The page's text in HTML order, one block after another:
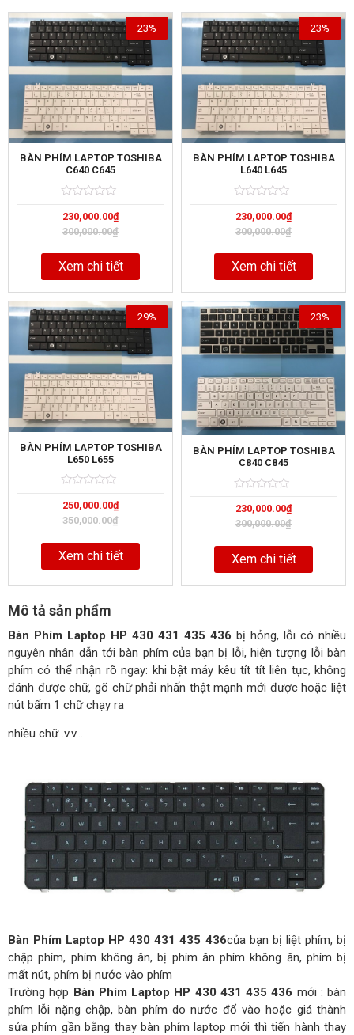
BÀN PHÍM LAPTOP TOSHIBA
C640 C645
0
out
of
300,000.00₫
230,000.00₫
23%
Xem chi tiết
BÀN PHÍM LAPTOP TOSHIBA
L640 L645
0
out
of
300,000.00₫
230,000.00₫
23%
Xem chi tiết
BÀN PHÍM LAPTOP TOSHIBA
L650 L655
0
out
of
350,000.00₫
250,000.00₫
29%
Xem chi tiết
BÀN PHÍM LAPTOP TOSHIBA
C840 C845
0
out
of
300,000.00₫
230,000.00₫
23%
Xem chi tiết
Mô tả sản phẩm
Bàn Phím Laptop HP 430 431 435 436 bị hỏng, lỗi có nhiều
nguyên nhân dẫn tới bàn phím của bạn bị lỗi, hiện tượng lỗi bàn
phím có thể nhận rõ ngay: khi bật máy kêu tít tít liên tục, không
đánh được chữ, gõ chữ phải nhấn thật mạnh mới được hoặc liệt
nút bấm 1 chữ chạy ra
nhiều chữ .v.v…
Bàn Phím Laptop HP 430 431 435 436của bạn bị liệt phím, bị
chập phím, phím không ăn, bị phím ăn phím không ăn, phím bị
mất nút, phím bị nước vào phím
Trường hợp Bàn Phím Laptop HP 430 431 435 436 mới : bàn
phím lỗi nặng chập, bàn phím do nước đổ vào hoặc giá thành
sửa phím gần bằng thay bàn phím laptop mới thì tiến hành thay